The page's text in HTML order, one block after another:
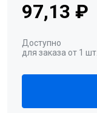
97,13 ₽
Доступно
для заказа от 1 шт.